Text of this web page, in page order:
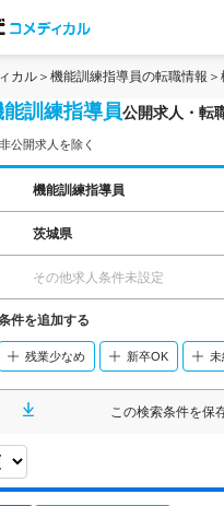
カル 機能訓練指導員の転職情報
訓練指導員公開求人・転
公開求人を除く
機能訓練指導員
茨城県
その他求人条件未設定
件を追加する
残業少なめ 新卒OK 未
この検索条件を保